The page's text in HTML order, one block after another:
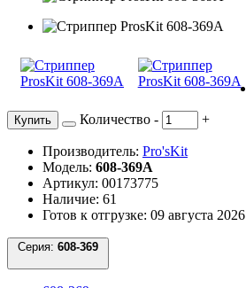
Купить Количество - +
Производитель: Pro'sKit
Модель: 608-369A
Артикул: 00173775
Наличие: 61
Готов к отгрузке: 09 августа 2026
Серия: